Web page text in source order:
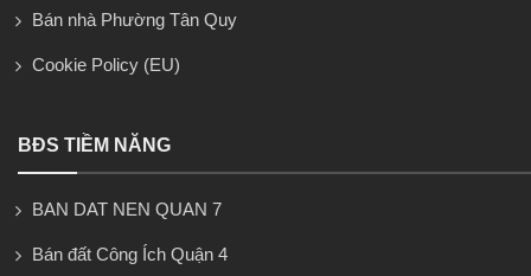
Bán nhà Phường Tân Quy
Cookie Policy (EU)
BĐS TIỀM NĂNG
BAN DAT NEN QUAN 7
Bán đất Công Ích Quận 4